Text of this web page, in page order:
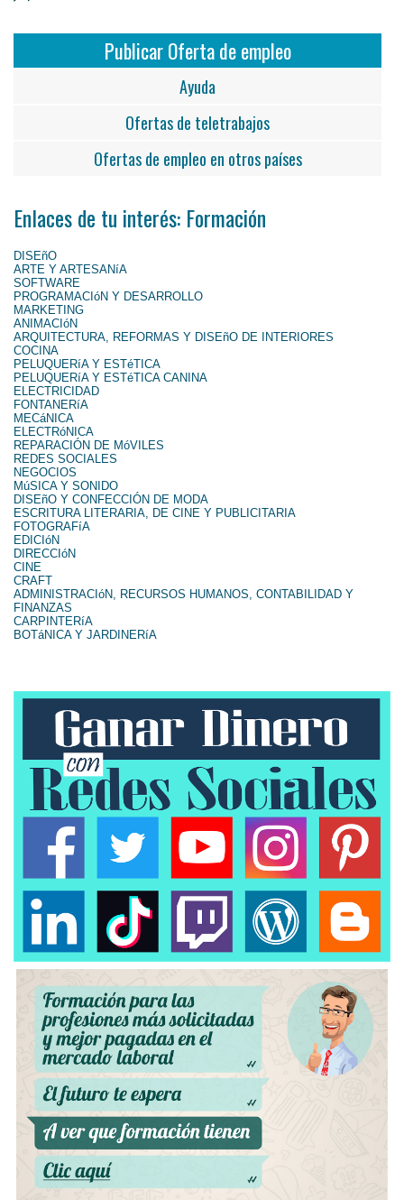
Publicar Oferta de empleo
Ayuda
Ofertas de teletrabajos
Ofertas de empleo en otros países
Enlaces de tu interés: Formación
DISEñO
ARTE Y ARTESANíA
SOFTWARE
PROGRAMACIóN Y DESARROLLO
MARKETING
ANIMACIóN
ARQUITECTURA, REFORMAS Y DISEñO DE INTERIORES
COCINA
PELUQUERíA Y ESTéTICA
PELUQUERíA Y ESTéTICA CANINA
ELECTRICIDAD
FONTANERíA
MECáNICA
ELECTRóNICA
REPARACIÓN DE MóVILES
REDES SOCIALES
NEGOCIOS
MúSICA Y SONIDO
DISEñO Y CONFECCIÓN DE MODA
ESCRITURA LITERARIA, DE CINE Y PUBLICITARIA
FOTOGRAFíA
EDICIóN
DIRECCIóN
CINE
CRAFT
ADMINISTRACIóN, RECURSOS HUMANOS, CONTABILIDAD Y
FINANZAS
CARPINTERíA
BOTáNICA Y JARDINERíA